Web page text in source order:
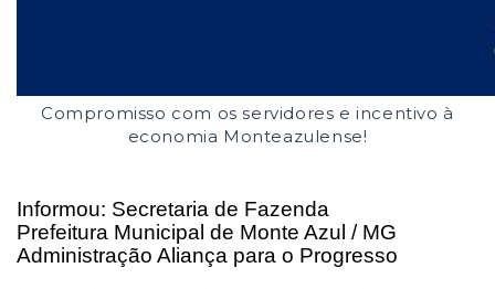
Compromisso com os servidores e incentivo à
economia Monteazulense!
Informou: Secretaria de Fazenda
Prefeitura Municipal de Monte Azul / MG
Administração Aliança para o Progresso